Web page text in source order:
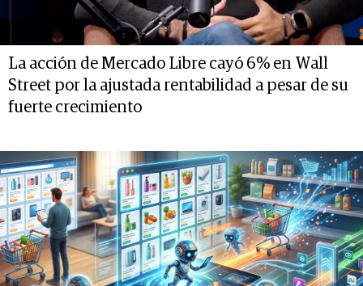
La acción de Mercado Libre cayó 6% en Wall
Street por la ajustada rentabilidad a pesar de su
fuerte crecimiento